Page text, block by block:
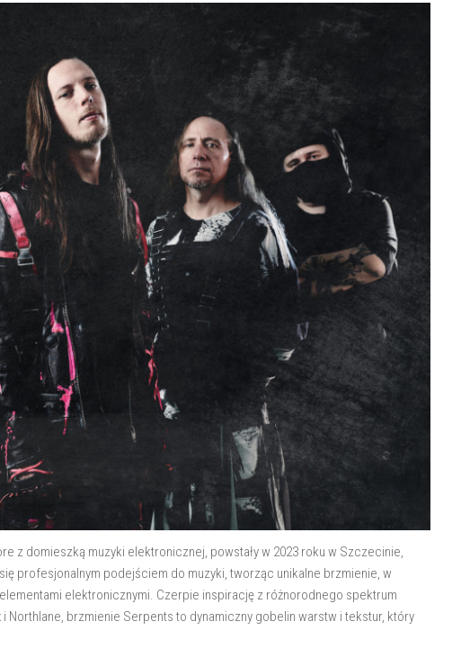
z domieszką muzyki elektronicznej, powstały w 2023 roku w Szczecinie,
profesjonalnym podejściem do muzyki, tworząc unikalne brzmienie, w
elektronicznymi. Czerpie inspirację z różnorodnego spektrum
Northlane, brzmienie Serpents to dynamiczny gobelin warstw i tekstur, który